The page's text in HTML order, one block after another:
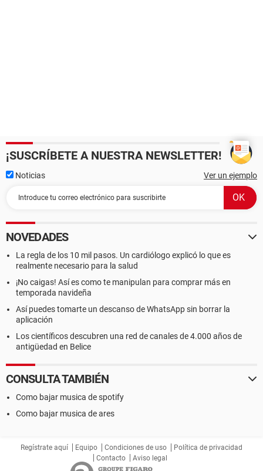
¡SUSCRÍBETE A NUESTRA NEWSLETTER!
Noticias Ver un ejemplo
NOVEDADES
La regla de los 10 mil pasos. Un cardiólogo explicó lo que es
realmente necesario para la salud
¡No caigas! Así es como te manipulan para comprar más en
temporada navideña
Así puedes tomarte un descanso de WhatsApp sin borrar la
aplicación
Los científicos descubren una red de canales de 4.000 años de
antigüedad en Belice
CONSULTA TAMBIÉN
Como bajar musica de spotify
Como bajar musica de ares
Regístrate aquí Equipo Condiciones de uso
Política de privacidad
Contacto
Aviso legal